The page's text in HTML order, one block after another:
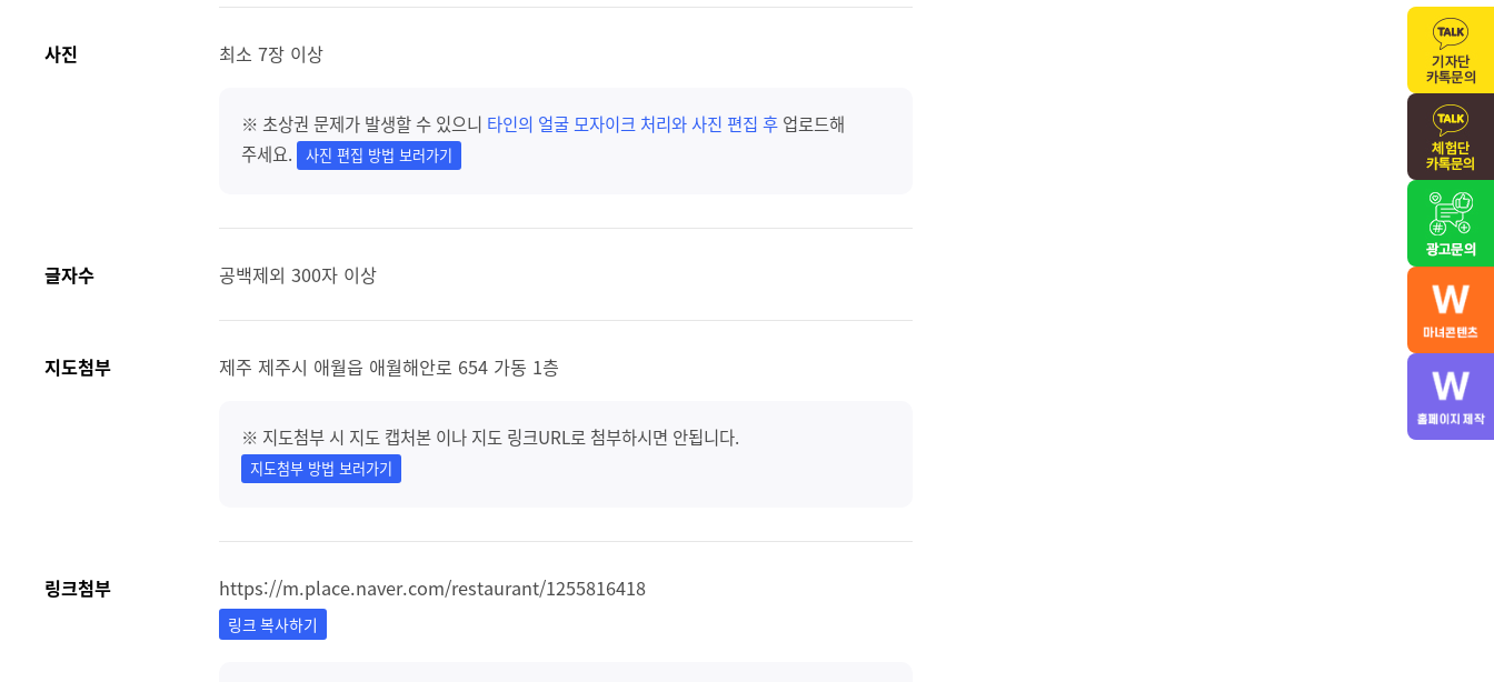
사진 최소 7장 이상
※ 초상권 문제가 발생할 수 있으니 타인의 얼굴 모자이크 처리와 사진 편집 후 업로드해
주세요.
사진 편집 방법 보러가기
글자수 공백제외 300자 이상
지도첨부 제주 제주시 애월읍 애월해안로 654 가동 1층
※ 지도첨부 시 지도 캡처본 이나 지도 링크URL로 첨부하시면 안됩니다.
지도첨부 방법 보러가기
링크첨부 https://m.place.naver.com/restaurant/1255816418
링크 복사하기